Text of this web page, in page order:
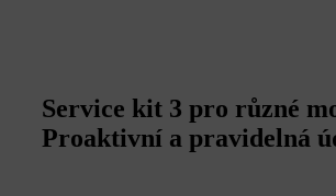
Service kit 3 pro různé
Proaktivní a pravidelná